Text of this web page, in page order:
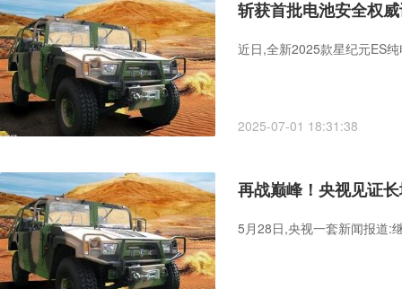
斩获首批电池安全权
近日,全新2025款星纪元ES
2025-07-01 18:31:38
再战巅峰！央视见证
5月28日,央视一套新闻报道: